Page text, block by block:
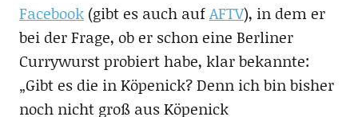
Facebook(gibt es auch aufAFTV), in dem er
bei der Frage, ob er schon eine Berliner
Currywurst probiert habe, klar bekannte:
„Gibt es die in Köpenick? Denn ich bin bisher
noch nicht groß aus Köpenick